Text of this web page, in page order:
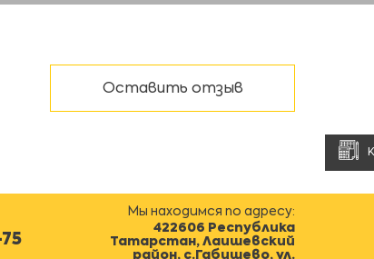
Оставить отзыв
Мы находимся по адресу:
422606 Республика
Татарстан, Лаишевский
район, с.Габишево, ул.